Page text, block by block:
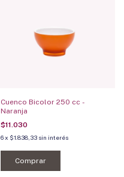
Cuenco Bicolor 250 cc -
Naranja
$11.030
6 x $1.838,33 sin interés
Comprar